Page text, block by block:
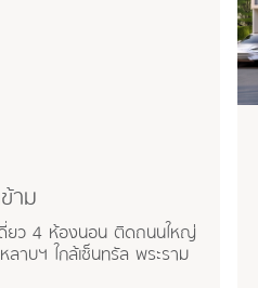
าม
ยว 4 ห้องนอน ติดถนนใหญ่
าบฯ ใกล้เซ็นทรัล พระราม